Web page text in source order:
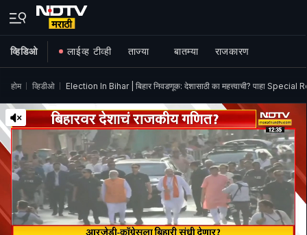
व्हिडिओ लाईव्ह टीव्ही ताज्या बातम्या राजकारण
होम व्हिडीओ Election In Bihar | बिहार निवडणूक: देशासाठी का महत्त्वाची? पाहा Special